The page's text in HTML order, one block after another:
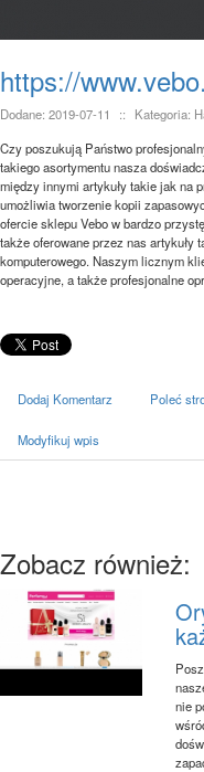
https://
Dodane: 2019-07-11 ::
Kategoria:
Czy poszukują Państwo
takiego asortymentu nasza
między innymi artykuły takie jak na
umożliwia tworzenie kopii
ofercie sklepu Vebo w bardzo
także oferowane przez nas artykuły
komputerowego. Naszym licznym
operacyjne, a także profesjonalne
Dodaj Komentarz Poleć
Modyfikuj wpis
Zobacz również:
nie